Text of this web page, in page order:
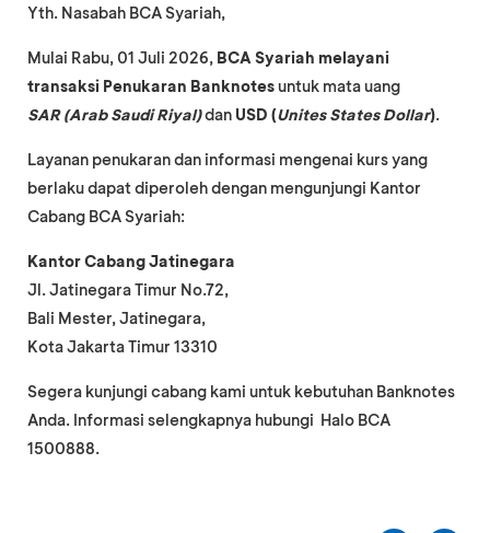
Yth. Nasabah BCA Syariah,
Mulai Rabu, 01 Juli 2026, BCA Syariah melayani
transaksi Penukaran Banknotesuntuk mata uang
SAR (Arab Saudi Riyal)dan USD (Unites States Dollar).
Layanan penukaran dan informasi mengenai kurs yang
berlaku dapat diperoleh dengan mengunjungi Kantor
Cabang BCA Syariah:
Kantor Cabang Jatinegara
Jl. Jatinegara Timur No.72,
Bali Mester, Jatinegara,
Kota Jakarta Timur 13310
Segera kunjungi cabang kami untuk kebutuhan Banknotes
Anda. Informasi selengkapnya hubungi Halo BCA
1500888.